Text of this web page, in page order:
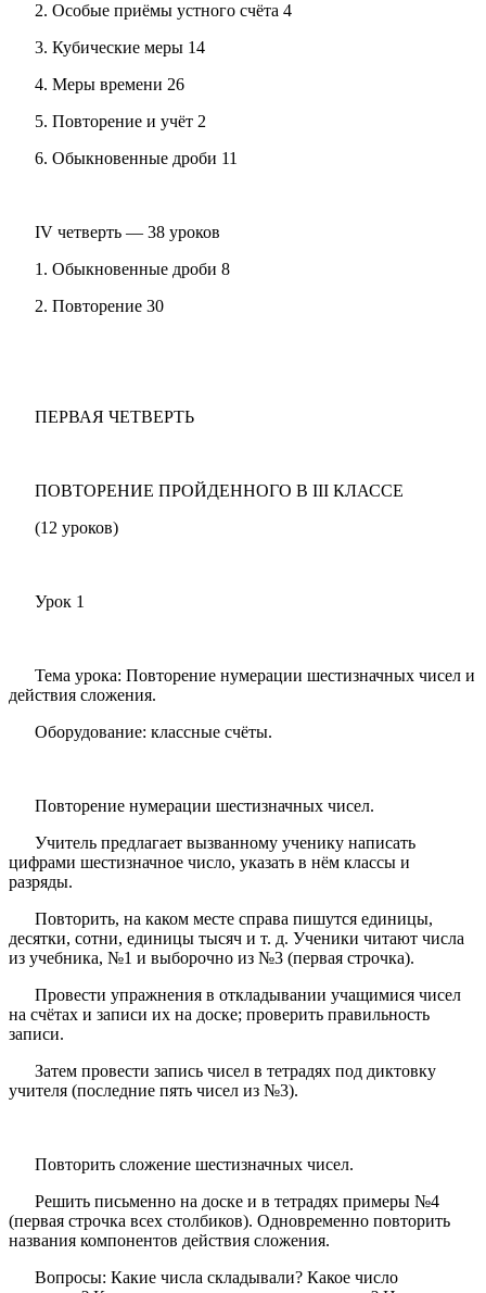
2. Особые приёмы устного счёта 4
3. Кубические меры 14
4. Меры времени 26
5. Повторение и учёт 2
6. Обыкновенные дроби 11
IV четверть — 38 уроков
1. Обыкновенные дроби 8
2. Повторение 30
ПЕРВАЯ ЧЕТВЕРТЬ
ПОВТОРЕНИЕ ПРОЙДЕННОГО В III КЛАССЕ
(12 уроков)
Урок 1
Тема урока: Повторение нумерации шестизначных чисел и
действия сложения.
Оборудование: классные счёты.
Повторение нумерации шестизначных чисел.
Учитель предлагает вызванному ученику написать
цифрами шестизначное число, указать в нём классы и
разряды.
Повторить, на каком месте справа пишутся единицы,
десятки, сотни, единицы тысяч и т. д. Ученики читают числа
из учебника, №1 и выборочно из №3 (первая строчка).
Провести упражнения в откладывании учащимися чисел
на счётах и записи их на доске; проверить правильность
записи.
Затем провести запись чисел в тетрадях под диктовку
учителя (последние пять чисел из №3).
Повторить сложение шестизначных чисел.
Решить письменно на доске и в тетрадях примеры №4
(первая строчка всех столбиков). Одновременно повторить
названия компонентов действия сложения.
Вопросы: Какие числа складывали? Какое число